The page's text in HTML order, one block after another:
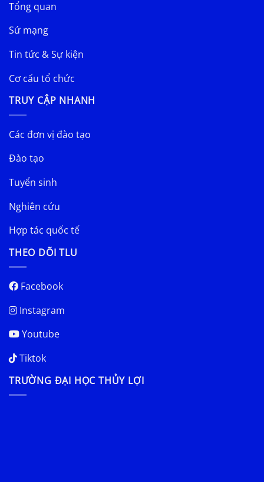
Tổng quan
Sứ mạng
Tin tức & Sự kiện
Cơ cấu tổ chức
TRUY CẬP NHANH
Các đơn vị đào tạo
Đào tạo
Tuyển sinh
Nghiên cứu
Hợp tác quốc tế
THEO DÕI TLU
Facebook
Instagram
Youtube
Tiktok
TRƯỜNG ĐẠI HỌC THỦY LỢI